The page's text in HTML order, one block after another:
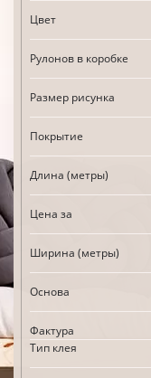
Цвет
Рулонов в коробке
Размер рисунка
Покрытие
Длина (метры)
Цена за
Ширина (метры)
Основа
Фактура
Тип клея